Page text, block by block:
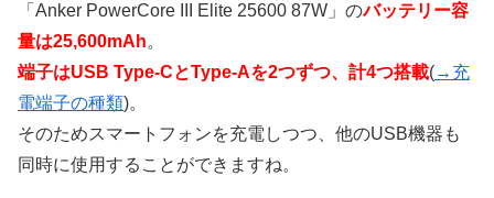
「Anker PowerCore III Elite 25600 87W」のバッテリー容
量は25,600mAh。
端子はUSB Type-CとType-Aを2つずつ、計4つ搭載(→充
電端子の種類)。
そのためスマートフォンを充電しつつ、他のUSB機器も
同時に使用することができますね。